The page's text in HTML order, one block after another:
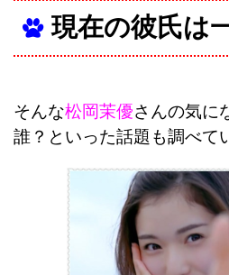
現在の彼氏は
そんな松岡茉優さんの気に
誰？といった話題も調べて